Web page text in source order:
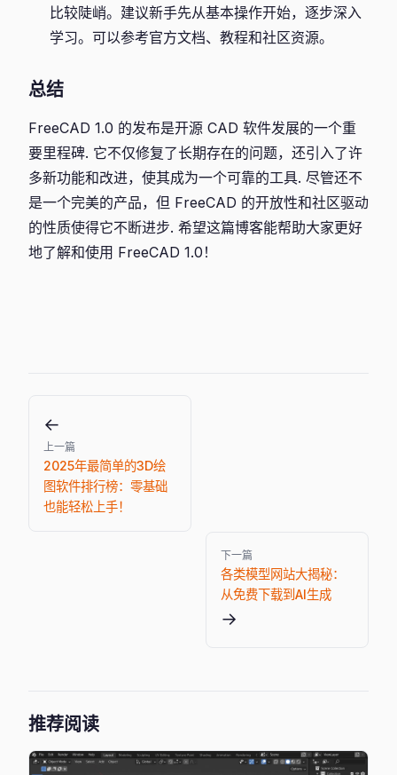
比较陡峭。建议新手先从基本操作开始，逐步深入
学习。可以参考官方文档、教程和社区资源。
总结
FreeCAD 1.0 的发布是开源 CAD 软件发展的一个重
要里程碑. 它不仅修复了长期存在的问题，还引入了许
多新功能和改进，使其成为一个可靠的工具. 尽管还不
是一个完美的产品，但 FreeCAD 的开放性和社区驱动
的性质使得它不断进步. 希望这篇博客能帮助大家更好
地了解和使用 FreeCAD 1.0！
←
上一篇
2025年最简单的3D绘
图软件排行榜：零基础
也能轻松上手！
下一篇
各类模型网站大揭秘：
从免费下载到AI生成
→
推荐阅读